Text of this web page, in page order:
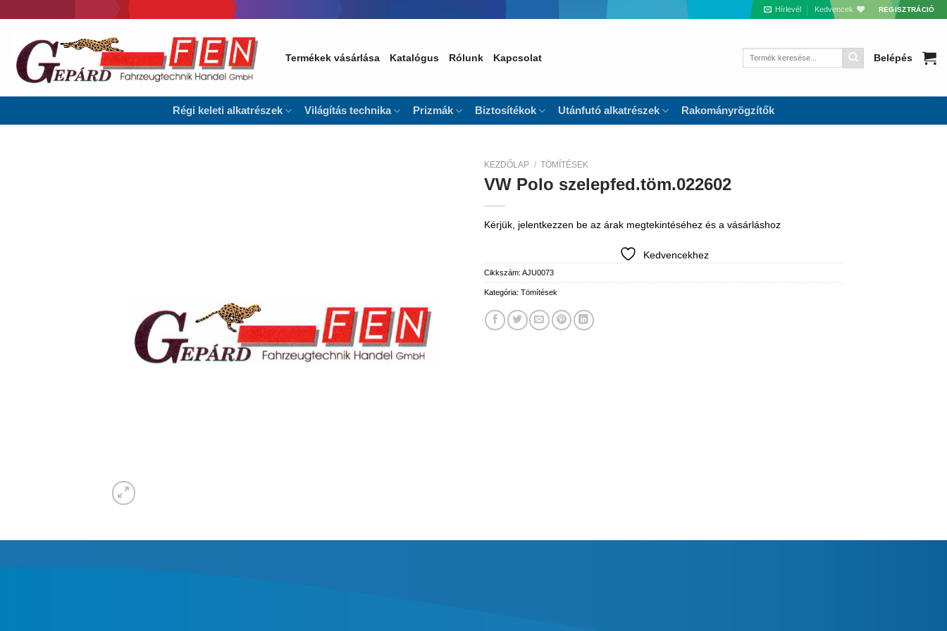
to
Hírlevél Kedvencek REGISZTRÁCIÓ
Termékek vásárlása Katalógus Rólunk Kapcsolat
Keresés
Belépés
Régi keleti alkatrészek Világítás technika Prizmák Biztosítékok Utánfutó alkatrészek Rakományrögzítők
KEZDŐLAP / TÖMÍTÉSEK
VW Polo szelepfed.töm.022602
Kérjük, jelentkezzen be az árak megtekintéséhez és a vásárláshoz
Kedvencekhez
Cikkszám: AJU0073
Kategória: Tömítések